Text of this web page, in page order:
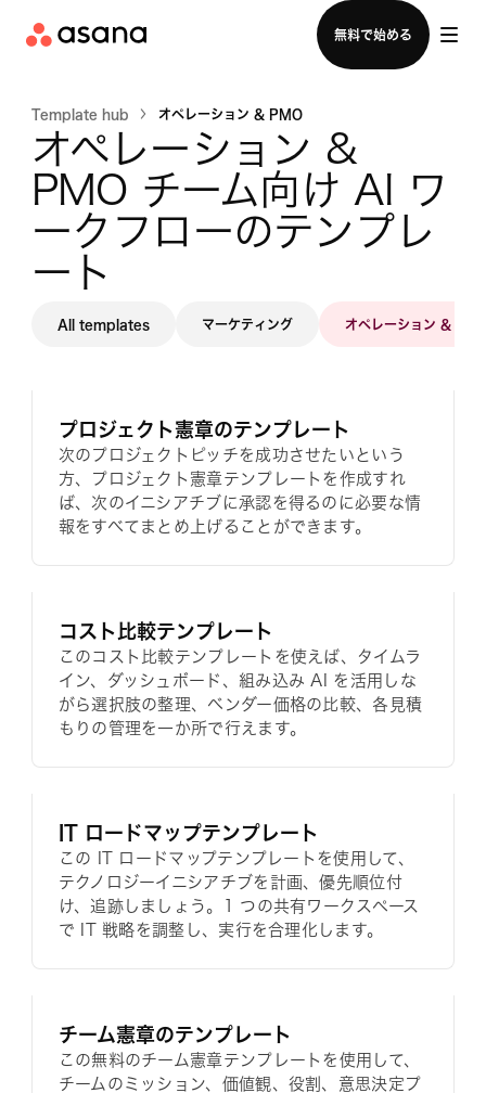
無料で始める
セールスチームに問い合わせる
Template hub オペレーション & PMO
オペレーション &
PMO チーム向け AI ワ
ークフローのテンプレ
ート
All templates マーケティング オペレーション &
プロジェクト憲章のテンプレート
次のプロジェクトピッチを成功させたいという
方、プロジェクト憲章テンプレートを作成すれ
ば、次のイニシアチブに承認を得るのに必要な情
報をすべてまとめ上げることができます。
コスト比較テンプレート
このコスト比較テンプレートを使えば、タイムラ
イン、ダッシュボード、組み込み AI を活用しな
がら選択肢の整理、ベンダー価格の比較、各見積
もりの管理を一か所で行えます。
IT ロードマップテンプレート
この IT ロードマップテンプレートを使用して、
テクノロジーイニシアチブを計画、優先順位付
け、追跡しましょう。1 つの共有ワークスペース
で IT 戦略を調整し、実行を合理化します。
チーム憲章のテンプレート
この無料のチーム憲章テンプレートを使用して、
チームのミッション、価値観、役割、意思決定プ